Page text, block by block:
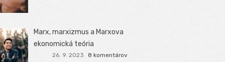
Marx, marxizmus a Marxova
ekonomická teória
26. 9. 2023 8 komentárov